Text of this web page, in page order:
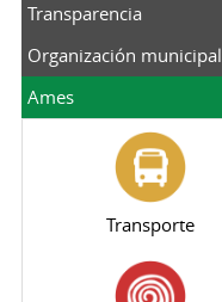
Transparencia
Organización municipal
Ames
Transporte